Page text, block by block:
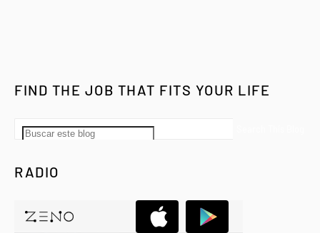
FIND THE JOB THAT FITS YOUR LIFE
RADIO